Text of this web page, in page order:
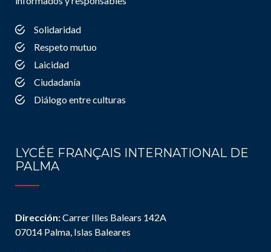
Solidaridad
Respeto mutuo
Laicidad
Ciudadanía
Diálogo entre culturas
LYCÉE FRANÇAIS INTERNATIONAL DE
PALMA
Dirección:Carrer Illes Balears 142A
07014 Palma, Islas Baleares